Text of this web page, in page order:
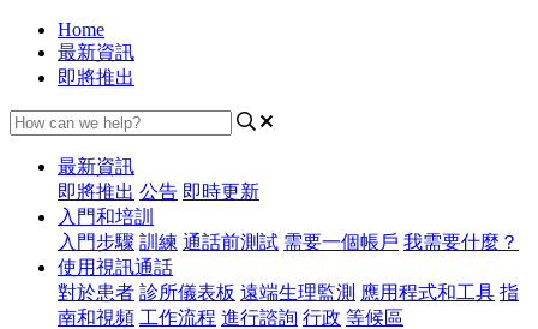
Home
最新資訊
即將推出
最新資訊
即將推出 公告 即時更新
入門和培訓
入門步驟 訓練 通話前測試 需要一個帳戶 我需要什麼？
使用視訊通話
對於患者 診所儀表板 遠端生理監測 應用程式和工具 指
南和視頻 工作流程 進行諮詢 行政 等候區